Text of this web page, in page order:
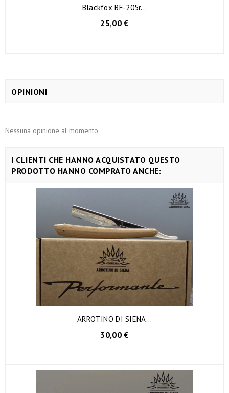
Blackfox BF-205r...
25,00 €
OPINIONI
Nessuna opinione al momento
I CLIENTI CHE HANNO ACQUISTATO QUESTO
PRODOTTO HANNO COMPRATO ANCHE:
ARROTINO DI SIENA...
30,00 €